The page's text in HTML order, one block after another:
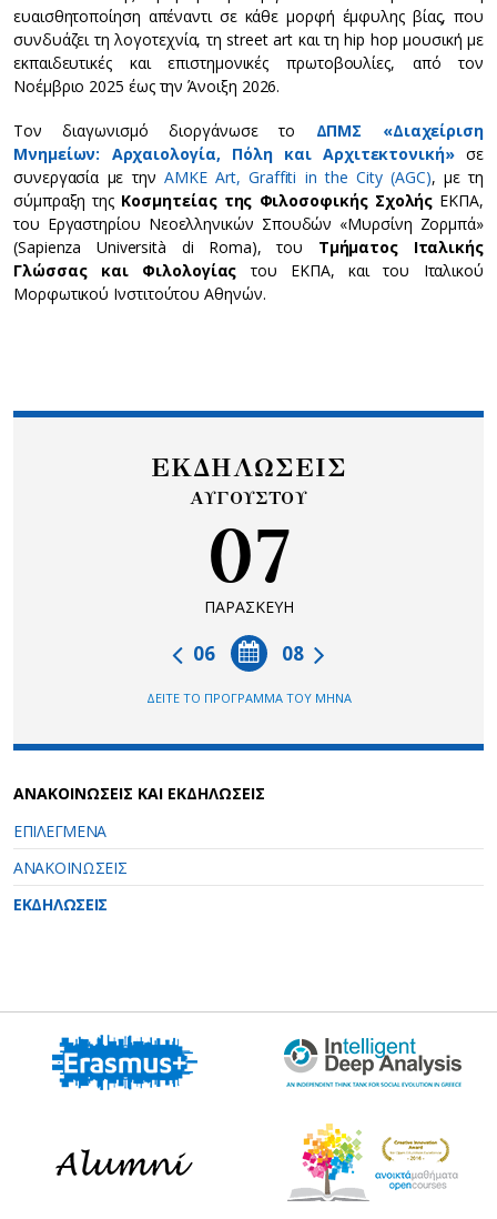
ευαισθητοποίηση απέναντι σε κάθε μορφή έμφυλης βίας, που
συνδυάζει τη λογοτεχνία, τη street art και τη hip hop μουσική με
εκπαιδευτικές και επιστημονικές πρωτοβουλίες, από τον
Νοέμβριο 2025 έως την Άνοιξη 2026.
Τον διαγωνισμό διοργάνωσε το ΔΠΜΣ «Διαχείριση
Μνημείων: Αρχαιολογία, Πόλη και Αρχιτεκτονική»σε
συνεργασία με την ΑΜΚΕ Art, Graffiti in the City (AGC), με τη
σύμπραξη της Κοσμητείας της Φιλοσοφικής Σχολής ΕΚΠΑ,
του Εργαστηρίου Νεοελληνικών Σπουδών «Μυρσίνη Ζορμπά»
(Sapienza Università di Roma), του Τμήματος Ιταλικής
Γλώσσας και Φιλολογίας του ΕΚΠΑ, και του Ιταλικού
Μορφωτικού Ινστιτούτου Αθηνών.
ΕΚΔΗΛΩΣΕΙΣ
ΑΥΓΟΥΣΤΟΥ
07
ΠΑΡΑΣΚΕΥΗ
08
06
ΔΕΙΤΕ ΤΟ ΠΡΟΓΡΑΜΜΑ ΤΟΥ ΜΗΝΑ
ΑΝΑΚΟΙΝΩΣΕΙΣ ΚΑΙ ΕΚΔΗΛΩΣΕΙΣ
ΕΠΙΛΕΓΜΕΝΑ
ΑΝΑΚΟΙΝΩΣΕΙΣ
ΕΚΔΗΛΩΣΕΙΣ